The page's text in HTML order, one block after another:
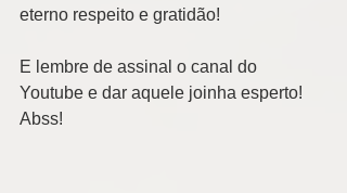
eterno respeito e gratidão!
E lembre de assinal o canal do
Youtube e dar aquele joinha esperto!
Abss!